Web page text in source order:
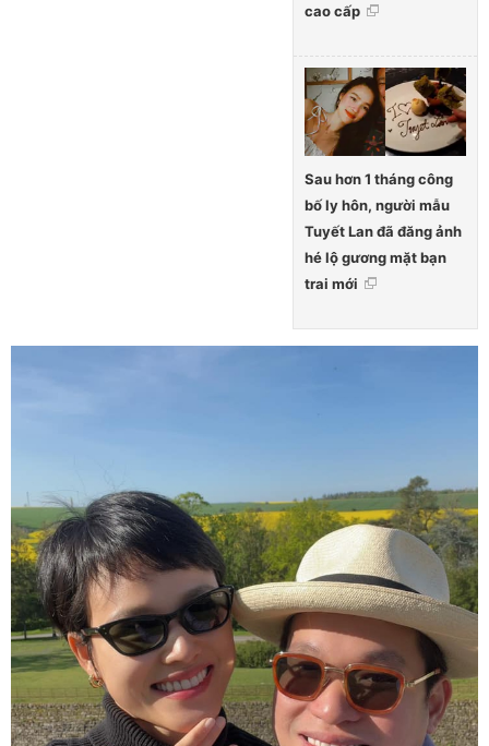
cao cấp
Sau hơn 1 tháng công
bố ly hôn, người mẫu
Tuyết Lan đã đăng ảnh
hé lộ gương mặt bạn
trai mới